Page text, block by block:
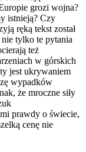
grozi wojna?
istnieją? Czy
ręką tekst został
tylko te pytania
też
w górskich
jest ukrywaniem
wypadków
że mroczne siły
prawdy o świecie,
cenę nie